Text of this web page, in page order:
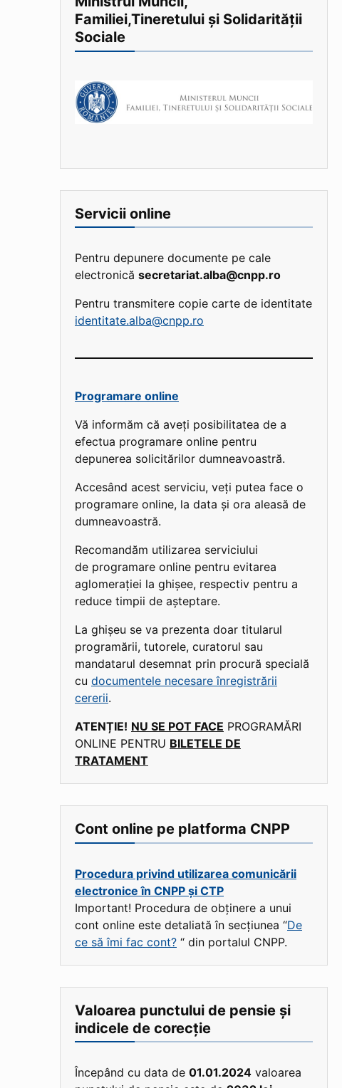
Familiei,Tineretului și Solidarității
Sociale
Servicii online
Pentru depunere documente pe cale
electronică secretariat.alba@cnpp.ro
Pentru transmitere copie carte de identitate
identitate.alba@cnpp.ro
Programare online
Vă informăm că aveți posibilitatea de a
efectua programare online pentru
depunerea solicitărilor dumneavoastră.
Accesând acest serviciu, veți putea face o
programare online, la data și ora aleasă de
dumneavoastră.
Recomandăm utilizarea serviciului
de programare online pentru evitarea
aglomerației la ghișee, respectiv pentru a
reduce timpii de așteptare.
La ghișeu se va prezenta doar titularul
programării, tutorele, curatorul sau
mandatarul desemnat prin procură specială
cu documentele necesare înregistrării
cererii.
ATENȚIE! NU SE POT FACE PROGRAMĂRI
ONLINE PENTRU BILETELE DE
TRATAMENT
Cont online pe platforma CNPP
Procedura privind utilizarea comunicării
electronice în CNPP și CTP
Important! Procedura de obținere a unui
cont online este detaliată în secțiunea “De
ce să îmi fac cont? “ din portalul CNPP.
Valoarea punctului de pensie și
indicele de corecție
Începând cu data de 01.01.2024 valoarea